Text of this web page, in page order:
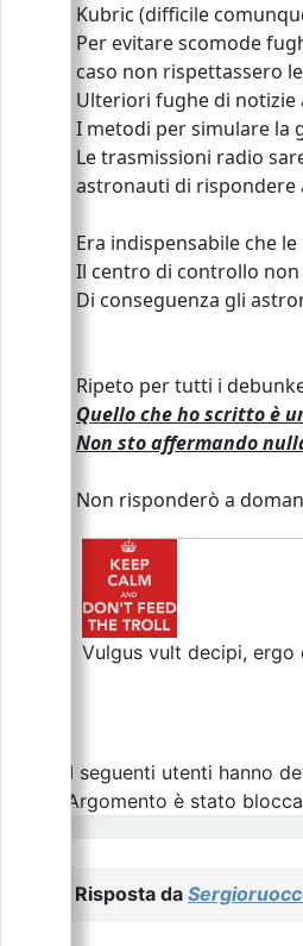
Kubric (difficile
Per evitare scomode
caso non rispettassero
Ulteriori fughe di notizie
I metodi per simulare la
Le trasmissioni radio
astronauti di rispondere
Era indispensabile che
Il centro di controllo
Di conseguenza gli
Ripeto per tutti i
Quello che ho scritto è
Non sto affermando
Non risponderò a
Vulgus vult decipi, ergo
I seguenti utenti hanno
L\'Argomento è stato
Risposta da